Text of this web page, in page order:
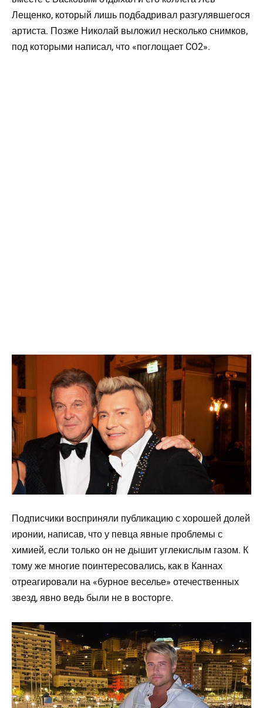
Лещенко, который лишь подбадривал разгулявшегося
артиста. Позже Николай выложил несколько снимков,
под которыми написал, что «поглощает CO2».
Подписчики восприняли публикацию с хорошей долей
иронии, написав, что у певца явные проблемы с
химией, если только он не дышит углекислым газом. К
тому же многие поинтересовались, как в Каннах
отреагировали на «бурное веселье» отечественных
звезд, явно ведь были не в восторге.